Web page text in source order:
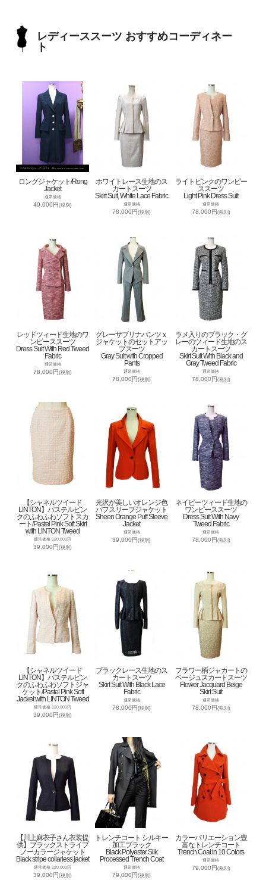
レディーススーツ おすすめコーディネー
ト
ロングジャケット/Rong
Jacket
通常価格
49,000円(税別)
ホワイトレース生地のス
カートスーツ
Skirt Suit, White Lace Fabric
通常価格
78,000円(税別)
ライトピンクのワンピー
ススーツ
Light Pink Dress Suit
通常価格
78,000円(税別)
レッドツィード生地のワ
ンピーススーツ
Dress Suit With Red Tweed
Fabric
通常価格
78,000円(税別)
グレーサブリナパンツｘ
ジャケットのセットアッ
プスーツ
Gray Suit with Cropped
Pants
通常価格
78,000円(税別)
ラメ入りのブラック・グ
レーのツィード生地のス
カートスーツ
Skirt Suit With Black and
Gray Tweed Fabric
通常価格
78,000円 (税別)
【シャネルツイード
LINTON】パステルピン
クのふわふわソフトスカ
ート/Pastel Pink Soft Skirt
with LINTON Tweed
通常価格 120,000円
39,000円(税別)
光沢が美しいオレンジ色
パフスリーブジャケット
Sheen Orange Puff Sleeve
Jacket
通常価格
39,000円(税別)
ネイビーツィード生地の
ワンピーススーツ
Dress Suit With Navy
Tweed Fabric
通常価格
78,000円 (税別)
【シャネルツイード
LINTON】パステルピン
クのふわふわソフトジャ
ケット/Pastel Pink Soft
Jacket with LINTON Tweed
通常価格 120,000円
39,000円(税別)
ブラックレース生地のス
カートスーツ
Skirt Suit With Black Lace
Fabric
通常価格
78,000円(税別)
フラワー柄ジャカートの
ベージュスカートスーツ
Flower Jacquard Beige
Skirt Suit
通常価格
78,000円(税別)
【川上麻衣子さん衣装提
供】ブラックストライプ
ノーカラージャケット
Black stripe collarless jacket
通常価格 120,000円
39,000円(税別)
トレンチコート シルキー
加工ブラック
Black Polyester Silk
Processed Trench Coat
通常価格
79,000円(税別)
カラーバリエーション豊
富なトレンチコート
Trench Coat in 10 Colors
通常価格
79,000円(税別)